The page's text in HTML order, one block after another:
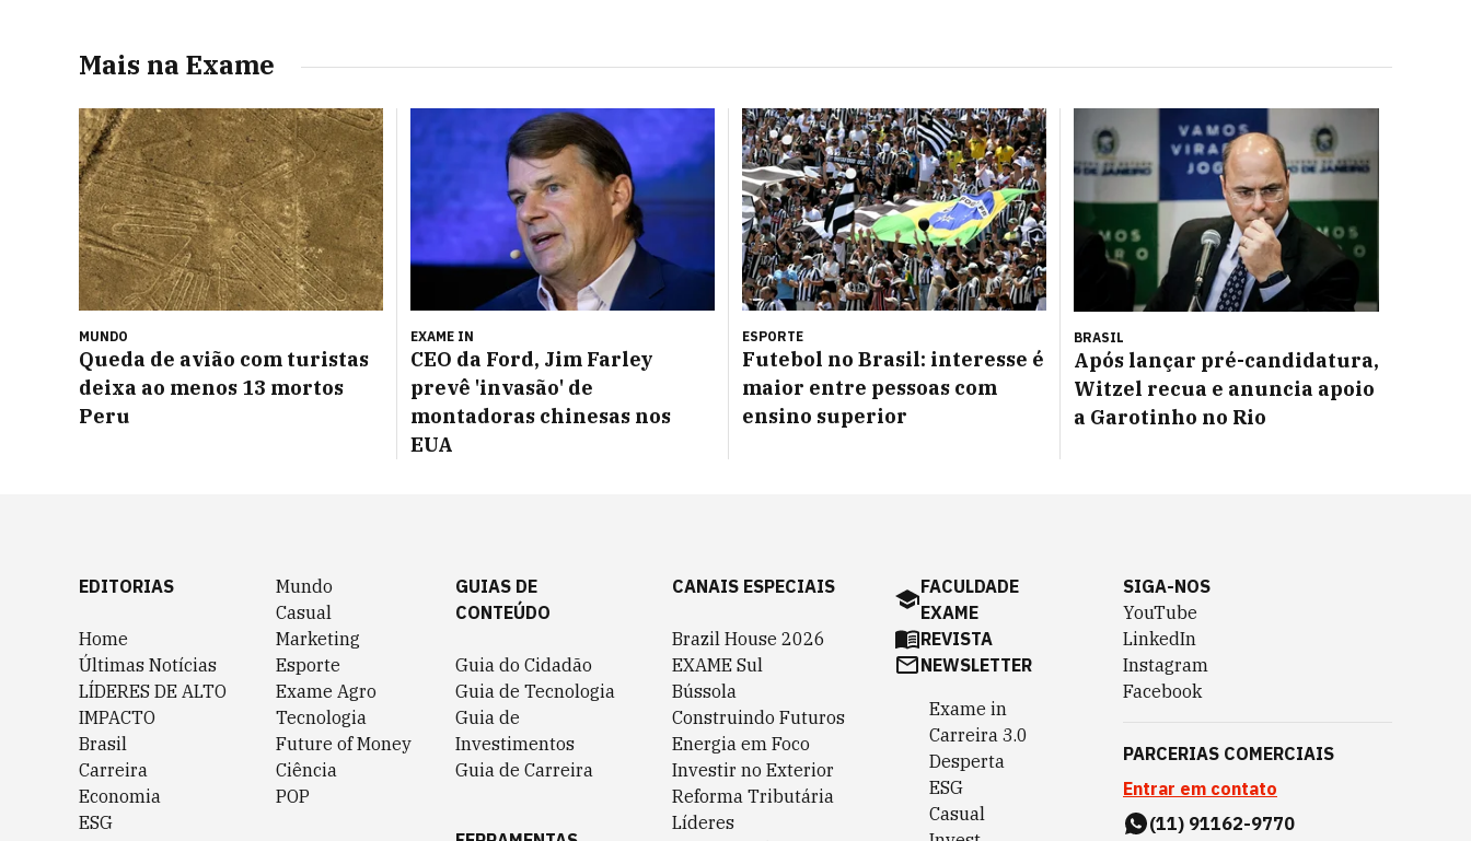
Mais na Exame
MUNDO
Queda de avião com turistas
deixa ao menos 13 mortos
Peru
EXAME IN
CEO da Ford, Jim Farley
prevê 'invasão' de
montadoras chinesas nos
EUA
ESPORTE
Futebol no Brasil: interesse é
maior entre pessoas com
ensino superior
BRASIL
Após lançar pré-candidatura,
Witzel recua e anuncia apoio
a Garotinho no Rio
EDITORIAS
Home
Últimas Notícias
LÍDERES DE ALTO
IMPACTO
Brasil
Carreira
Economia
ESG
Mundo
Casual
Marketing
Esporte
Exame Agro
Tecnologia
Future of Money
Ciência
POP
GUIAS DE
CONTEÚDO
Guia do Cidadão
Guia de Tecnologia
Guia de
Investimentos
Guia de Carreira
CANAIS ESPECIAIS
Brazil House 2026
EXAME Sul
Bússola
Construindo Futuros
Energia em Foco
Investir no Exterior
Reforma Tributária
Líderes
FACULDADE
EXAME
REVISTA
NEWSLETTER
Exame in
Carreira 3.0
Desperta
ESG
Casual
SIGA-NOS
YouTube
LinkedIn
Instagram
Facebook
PARCERIAS COMERCIAIS
Entrar em contato
(11) 91162-9770